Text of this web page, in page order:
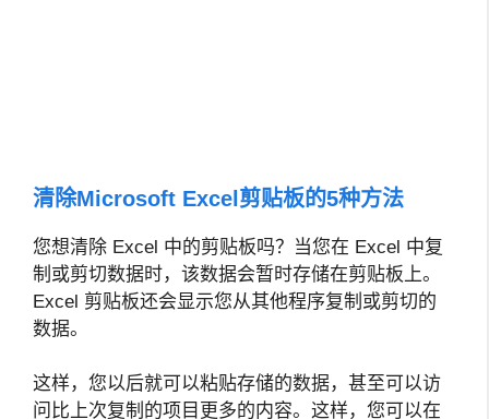
清除Microsoft Excel剪贴板的5种方法
您想清除 Excel 中的剪贴板吗？当您在 Excel 中复
制或剪切数据时，该数据会暂时存储在剪贴板上。
Excel 剪贴板还会显示您从其他程序复制或剪切的
数据。
这样，您以后就可以粘贴存储的数据，甚至可以访
问比上次复制的项目更多的内容。这样，您可以在